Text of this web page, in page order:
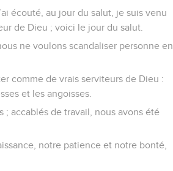
écouté, au jour du salut, je suis venu
de Dieu ; voici le jour du salut.
ne voulons scandaliser personne en
comme de vrais serviteurs de Dieu :
et les angoisses.
accablés de travail, nous avons été
notre patience et notre bonté,